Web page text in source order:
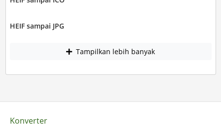
HEIF sampai JPG
Tampilkan lebih banyak
Konverter